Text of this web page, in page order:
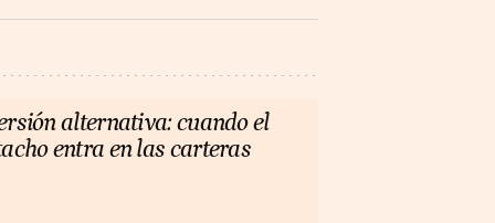
alternativa: cuando el
entra en las carteras